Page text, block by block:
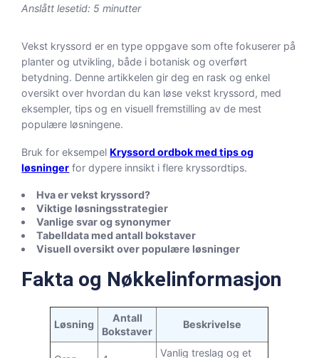
Anslått lesetid: 5 minutter
Vekst kryssord er en type oppgave som ofte fokuserer på
planter og utvikling, både i botanisk og overført
betydning. Denne artikkelen gir deg en rask og enkel
oversikt over hvordan du kan løse vekst kryssord, med
eksempler, tips og en visuell fremstilling av de mest
populære løsningene.
Bruk for eksempelKryssord ordbok med tips og
løsninger for dypere innsikt i flere kryssordtips.
Hva er vekst kryssord?
Viktige løsningsstrategier
Vanlige svar og synonymer
Tabelldata med antall bokstaver
Visuell oversikt over populære løsninger
Fakta og Nøkkelinformasjon
Løsning
Antall
Bokstaver
Beskrivelse
Vanlig treslag og et